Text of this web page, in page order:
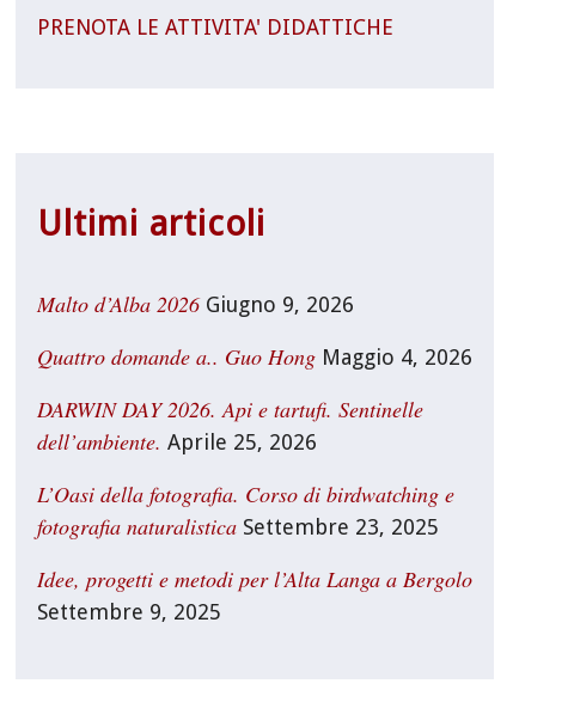
PRENOTA LE ATTIVITA' DIDATTICHE
Ultimi articoli
Malto d’Alba 2026 Giugno 9, 2026
Quattro domande a.. Guo Hong Maggio 4, 2026
DARWIN DAY 2026. Api e tartufi. Sentinelle
dell’ambiente. Aprile 25, 2026
L’Oasi della fotografia. Corso di birdwatching e
fotografia naturalistica Settembre 23, 2025
Idee, progetti e metodi per l’Alta Langa a Bergolo
Settembre 9, 2025